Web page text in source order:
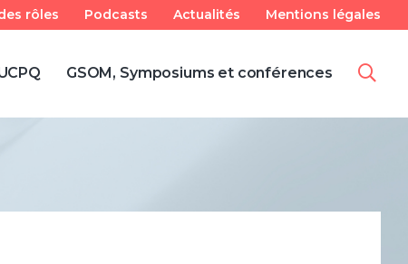
rôles Podcasts Actualités Mentions légales
GSOM, Symposiums et conférences